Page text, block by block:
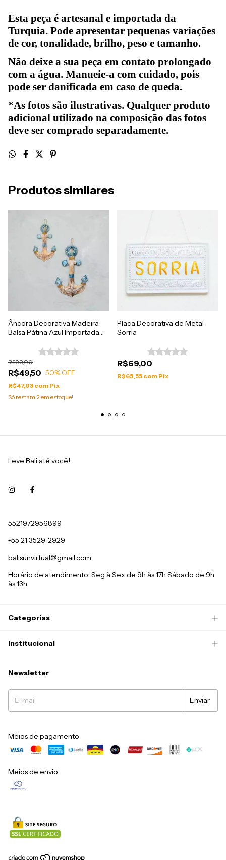
Esta peça é artesanal e importada da
Turquia. Pode apresentar pequenas variações
de cor, tonalidade, brilho, peso e tamanho.
Não deixe a sua peça em contato prolongado
com a água. Manueie-a com cuidado, pois
pode ser danificada em caso de queda.
*As fotos são ilustrativas. Qualquer produto
adicional utilizado na composição das fotos
deve ser comprado separadamente.
Produtos similares
Âncora Decorativa Madeira
Balsa Pátina Azul Importada
R$49,50
R$99,00
50% OFF
R$47,03 com Pix
Só restam 2em estoque!
Placa Decorativa de Metal
Sorria
R$69,00
R$65,55 com Pix
Leve Bali até você!
5521972956899
+55 21 3529-2929
balisunvirtual@gmail.com
Horário de atendimento: Seg à Sex de 9h às 17h Sábado de 9h
às 13h
Categorias
Institucional
Newsletter
Meios de pagamento
Meios de envio